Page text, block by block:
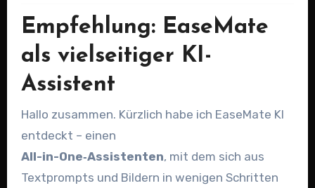
Empfehlung: EaseMate
als vielseitiger KI-
Assistent
Hallo zusammen. Kürzlich habe ich EaseMate KI
entdeckt – einen
All-in-One‑Assistenten, mit dem sich aus
Textprompts und Bildern in wenigen Schritten